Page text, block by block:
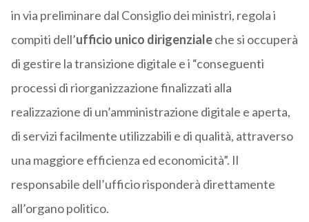
in via preliminare dal Consiglio dei ministri, regola i
compiti dell’ufficio unico dirigenzialeche si occuperà
di gestire la transizione digitale e i “conseguenti
processi di riorganizzazione finalizzati alla
realizzazione di un’amministrazione digitale e aperta,
di servizi facilmente utilizzabili e di qualità, attraverso
una maggiore efficienza ed economicità”. Il
responsabile dell’ufficio risponderà direttamente
all’organo politico.